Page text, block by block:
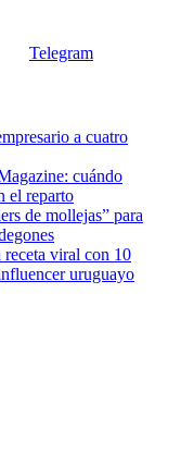
Telegram
a cuatro
cuándo
el reparto
de mollejas” para
viral con 10
uruguayo